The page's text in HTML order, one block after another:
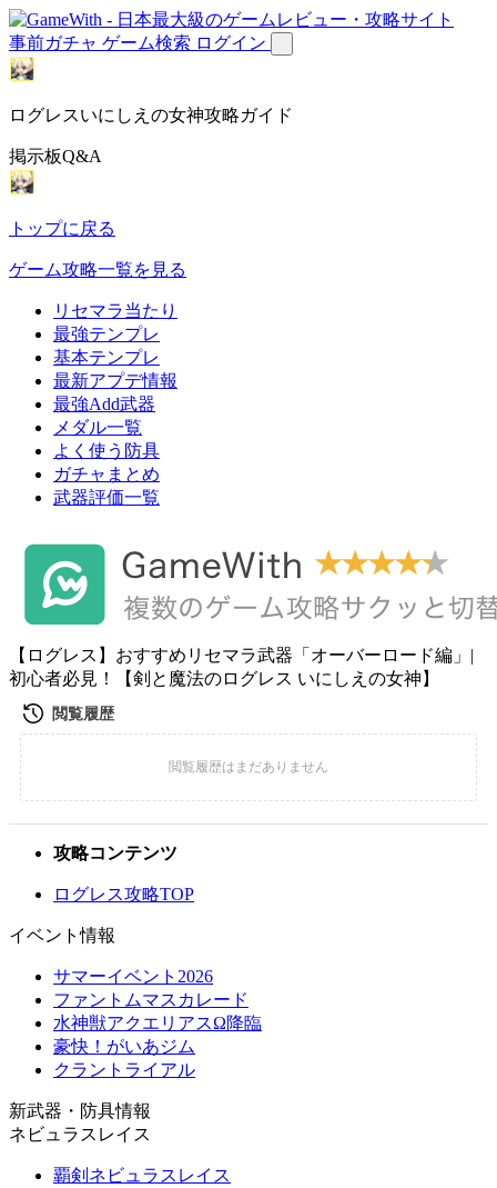
事前ガチャ ゲーム検索 ログイン
ログレスいにしえの女神攻略ガイド
掲示板Q&A
トップに戻る
ゲーム攻略一覧を見る
リセマラ当たり
最強テンプレ
基本テンプレ
最新アプデ情報
最強Add武器
メダル一覧
よく使う防具
ガチャまとめ
武器評価一覧
【ログレス】おすすめリセマラ武器「オーバーロード編」|
初心者必見！【剣と魔法のログレス いにしえの女神】
攻略コンテンツ
ログレス攻略TOP
イベント情報
サマーイベント2026
ファントムマスカレード
水神獣アクエリアスΩ降臨
豪快！がいあジム
クラントライアル
新武器・防具情報
ネビュラスレイス
覇剣ネビュラスレイス